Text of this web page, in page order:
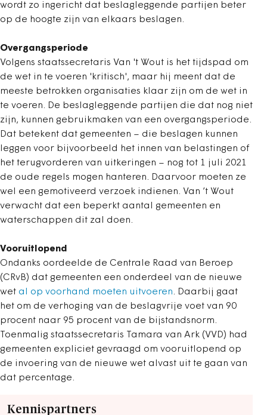
wordt zo ingericht dat beslagleggende partijen beter
op de hoogte zijn van elkaars beslagen.
Overgangsperiode
Volgens staatssecretaris Van 't Wout is het tijdspad om
de wet in te voeren 'kritisch', maar hij meent dat de
meeste betrokken organisaties klaar zijn om de wet in
te voeren. De beslagleggende partijen die dat nog niet
zijn, kunnen gebruikmaken van een overgangsperiode.
Dat betekent dat gemeenten – die beslagen kunnen
leggen voor bijvoorbeeld het innen van belastingen of
het terugvorderen van uitkeringen – nog tot 1 juli 2021
de oude regels mogen hanteren. Daarvoor moeten ze
wel een gemotiveerd verzoek indienen. Van ’t Wout
verwacht dat een beperkt aantal gemeenten en
waterschappen dit zal doen.
Vooruitlopend
Ondanks oordeelde de Centrale Raad van Beroep
(CRvB) dat gemeenten een onderdeel van de nieuwe
wet al op voorhand moeten uitvoeren. Daarbij gaat
het om de verhoging van de beslagvrije voet van 90
procent naar 95 procent van de bijstandsnorm.
Toenmalig staatssecretaris Tamara van Ark (VVD) had
gemeenten expliciet gevraagd om vooruitlopend op
de invoering van de nieuwe wet alvast uit te gaan van
dat percentage.
Kennispartners